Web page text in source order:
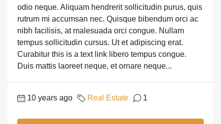
odio neque. Aliquam hendrerit sollicitudin purus, quis
rutrum mi accumsan nec. Quisque bibendum orci ac
nibh facilisis, at malesuada orci congue. Nullam
tempus sollicitudin cursus. Ut et adipiscing erat.
Curabitur this is a text link libero tempus congue.
Duis mattis laoreet neque, et ornare neque...
10 years ago Real Estate 1